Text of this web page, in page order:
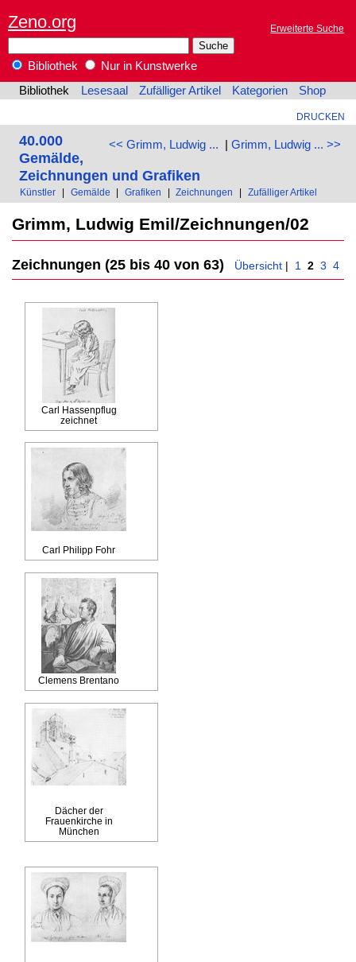
Zeno.org Erweiterte Suche
Bibliothek
Nur in Kunstwerke
Bibliothek
Lesesaal Zufälliger Artikel Kategorien Shop
DRUCKEN
<< Grimm, Ludwig ... | Grimm, Ludwig ... >>
40.000
Gemälde,
Zeichnungen und Grafiken
Künstler Gemälde Grafiken Zeichnungen Zufälliger Artikel
Grimm, Ludwig Emil/Zeichnungen/02
Zeichnungen (25 bis 40 von 63) Übersicht | 1 2 3 4
Carl Hassenpflug
zeichnet
Carl Philipp Fohr
Clemens Brentano
Dächer der
Frauenkirche in
München